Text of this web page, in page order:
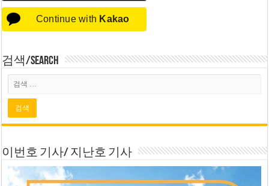
Continue with Kakao
검색/Search
이번호 기사/ 지난호 기사